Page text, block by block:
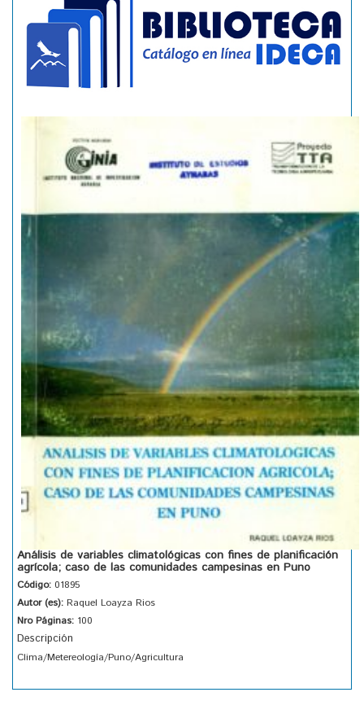
Análisis de variables climatológicas con fines de planificación
agrícola; caso de las comunidades campesinas en Puno
Código: 01895
Autor (es): Raquel Loayza Rios
Nro Páginas: 100
Descripción
Clima/Metereología/Puno/Agricultura